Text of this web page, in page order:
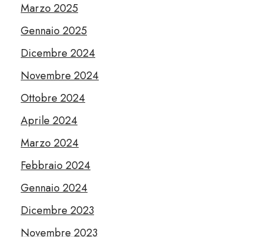
Marzo 2025
Gennaio 2025
Dicembre 2024
Novembre 2024
Ottobre 2024
Aprile 2024
Marzo 2024
Febbraio 2024
Gennaio 2024
Dicembre 2023
Novembre 2023